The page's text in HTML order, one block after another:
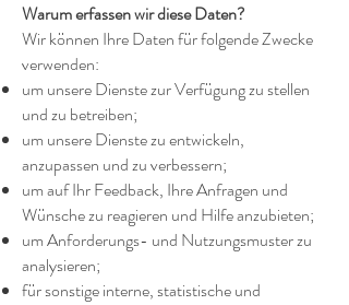
Warum erfassen wir diese Daten?
Wir können Ihre Daten für folgende Zwecke
verwenden:
um unsere Dienste zur Verfügung zu stellen
und zu betreiben;
um unsere Dienste zu entwickeln,
anzupassen und zu verbessern;
um auf Ihr Feedback, Ihre Anfragen und
Wünsche zu reagieren und Hilfe anzubieten;
um Anforderungs- und Nutzungsmuster zu
analysieren;
für sonstige interne, statistische und